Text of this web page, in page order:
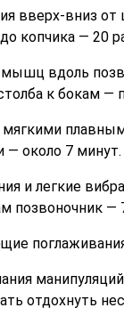
вверх-вниз от
копчика — 20
мышц вдоль
к бокам —
мягкими
около 7 минут.
и легкие
позвоночник —
отдохнуть